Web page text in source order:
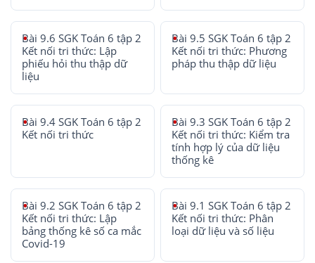
Bài 9.6 SGK Toán 6 tập 2
Kết nối tri thức: Lập
phiếu hỏi thu thập dữ
liệu
Bài 9.5 SGK Toán 6 tập 2
Kết nối tri thức: Phương
pháp thu thập dữ liệu
Bài 9.4 SGK Toán 6 tập 2
Kết nối tri thức
Bài 9.3 SGK Toán 6 tập 2
Kết nối tri thức: Kiểm tra
tính hợp lý của dữ liệu
thống kê
Bài 9.2 SGK Toán 6 tập 2
Kết nối tri thức: Lập
bảng thống kê số ca mắc
Covid-19
Bài 9.1 SGK Toán 6 tập 2
Kết nối tri thức: Phân
loại dữ liệu và số liệu